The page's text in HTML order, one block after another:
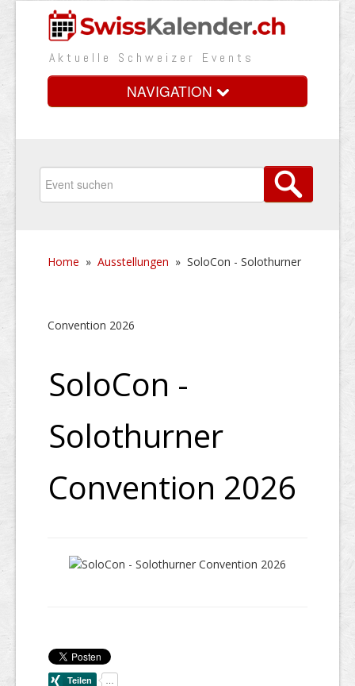
Aktuelle Schweizer Events
NAVIGATION
Vorteile
Medienbooster
Home » Ausstellungen » SoloCon - Solothurner
Convention 2026
SoloCon -
Solothurner
Convention 2026